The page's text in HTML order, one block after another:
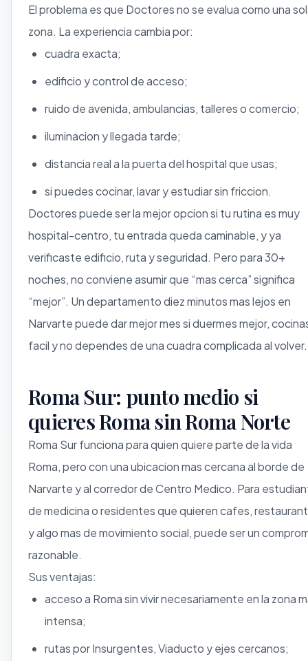
El problema es que Doctores no se evalua como una
zona. La experiencia cambia por:
cuadra exacta;
edificio y control de acceso;
ruido de avenida, ambulancias, talleres o comercio;
iluminacion y llegada tarde;
distancia real a la puerta del hospital que usas;
si puedes cocinar, lavar y estudiar sin friccion.
Doctores puede ser la mejor opcion si tu rutina es muy
hospital-centro, tu entrada queda caminable, y ya
verificaste edificio, ruta y seguridad. Pero para 30+
noches, no conviene asumir que “mas cerca” significa
“mejor”. Un departamento diez minutos mas lejos en
Narvarte puede dar mejor mes si duermes mejor,
facil y no dependes de una cuadra complicada al volver.
Roma Sur: punto medio si
quieres Roma sin Roma Norte
Roma Sur funciona para quien quiere parte de la vida
Roma, pero con una ubicacion mas cercana al borde de
Narvarte y al corredor de Centro Medico. Para
de medicina o residentes que quieren cafes,
y algo mas de movimiento social, puede ser un
razonable.
Sus ventajas:
acceso a Roma sin vivir necesariamente en la zona
intensa;
rutas por Insurgentes, Viaducto y ejes cercanos;